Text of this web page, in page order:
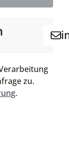
zu.
.